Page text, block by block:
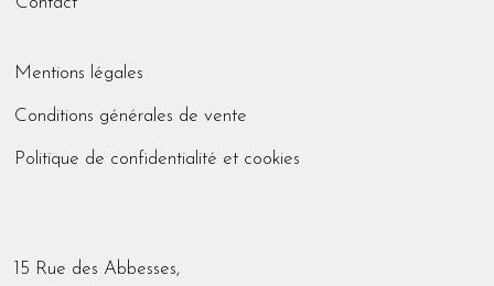
Mentions légales
Conditions générales de vente
Politique de confidentialité et cookies
15 Rue des Abbesses,